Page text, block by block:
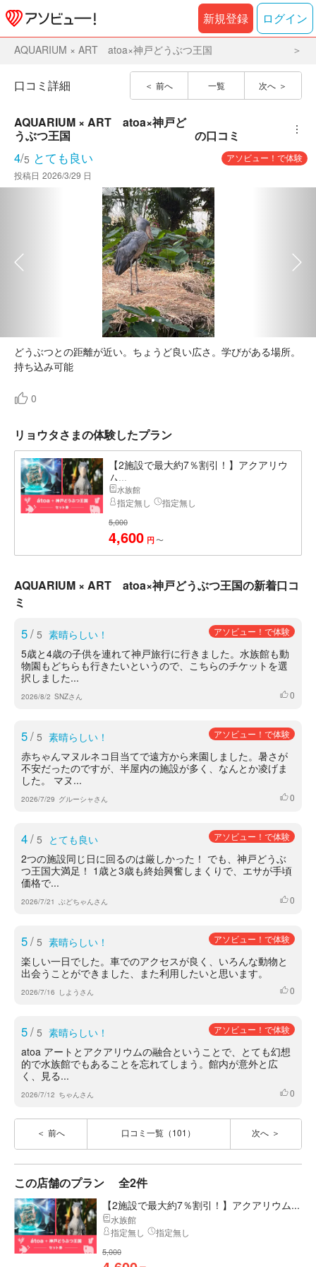
新規登録 ログイン
AQUARIUM × ART atoa×神戸どうぶつ王国
前へ 一覧 次へ
口コミ詳細
AQUARIUM × ART　atoa×神戸ど
うぶつ王国
の口コミ ︙
4/5 とても良い
アソビュー！で体験
投稿日 2026/3/29 日
どうぶつとの距離が近い。ちょうど良い広さ。学びがある場所。
持ち込み可能
0
リョウタさまの体験したプラン
【2施設で最大約7％割引！】アクアリウ
ム...
水族館
指定無し 指定無し
5,000
4,600 円 〜
AQUARIUM × ART atoa×神戸どうぶつ王国の新着口コ
ミ
5/ 5 素晴らしい！ アソビュー！で体験
5歳と4歳の子供を連れて神戸旅行に行きました。水族館も動
物園もどちらも行きたいというので、こちらのチケットを選
択しました...
2026/8/2 SNZさん いいね
0
5/ 5 素晴らしい！ アソビュー！で体験
赤ちゃんマヌルネコ目当てで遠方から来園しました。暑さが
不安だったのですが、半屋内の施設が多く、なんとか凌げま
した。 マヌ...
2026/7/29 グルーシャさん いいね
0
4/ 5 とても良い アソビュー！で体験
2つの施設同じ日に回るのは厳しかった！ でも、神戸どうぶ
つ王国大満足！ 1歳と3歳も終始興奮しまくりで、エサが手頃
価格で...
2026/7/21 ぶどちゃんさん いいね
0
5/ 5 素晴らしい！ アソビュー！で体験
楽しい一日でした。車でのアクセスが良く、いろんな動物と
出会うことができました、また利用したいと思います。
2026/7/16 しようさん いいね
0
5/ 5 素晴らしい！ アソビュー！で体験
atoa アートとアクアリウムの融合ということで、とても幻想
的で水族館でもあることを忘れてしまう。館内が意外と広
く、見る...
2026/7/12 ちゃんさん いいね
0
前へ 口コミ一覧（101） 次へ
この店舗のプラン 全2件
【2施設で最大約7％割引！】アクアリウム...
水族館
指定無し
指定無し
5,000